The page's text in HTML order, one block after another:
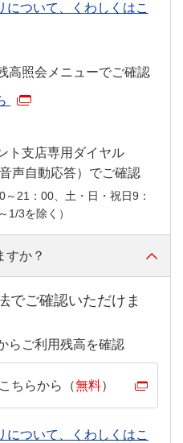
について、くわしくはこ
高照会メニューでご確認
ト支店専用ダイヤル
声自動応答）でご確認
21：00、土・日・祝日9：
1/3を除く）
すか？
でご確認いただけま
らご利用残高を確認
ちらから（無料）
について、くわしくはこ